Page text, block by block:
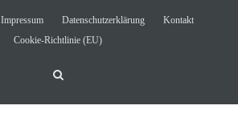
Impressum Datenschutzerklärung
Kontakt
Cookie-Richtlinie (EU)